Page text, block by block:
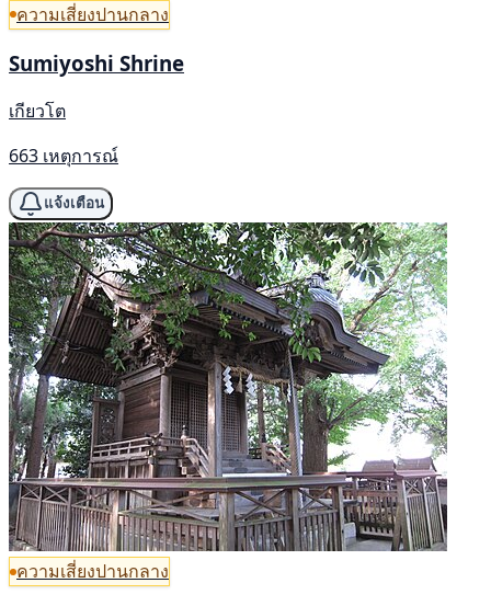
ความเสี่ยงปานกลาง
Sumiyoshi Shrine
เกียวโต
663 เหตุการณ์
แจ้งเตือน
ความเสี่ยงปานกลาง